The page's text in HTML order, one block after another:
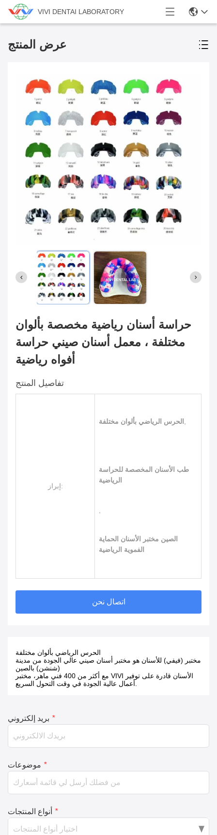
VIVI DENTAI LABORATORY
عرض المنتج
حراسة أسنان رياضية مخصصة بألوان
مختلفة ، معمل أسنان صيني حراسة
أفواه رياضية
تفاصيل المنتج
إبراز:
الحرس الرياضي بألوان مختلفة
طب الأسنان المخصصة للحراسة
الرياضية
الصين مختبر الأسنان الحماية
الفموية الرياضية
اتصال نحن
الحرس الرياضي بألوان مختلفة
مختبر (فيفي) للأسنان هو مختبر أسنان صيني عالي الجودة من مدينة
(شنشن) بالصين
مع أكثر من 400 فني ماهر، مختبر VIVI الأسنان قادرة على توفير
بريد إلكتروني *
موضوعات *
أنواع المنتجات *